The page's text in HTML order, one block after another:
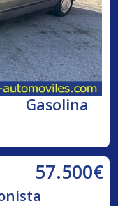
Gasolina
57.500€